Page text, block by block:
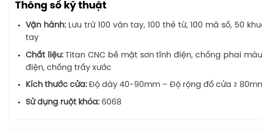
Thông số kỹ thuật
Vận hành:Lưu trữ 100 vân tay, 100 thẻ từ, 100 mã số, 50
tay
Chất liệu:Titan CNC bề mặt sơn tĩnh điện, chống phai
điện, chống trầy xước
Kích thước cửa:Độ dày 40-90mm – Độ rộng đố cửa ≥
Sử dụng ruột khóa:6068